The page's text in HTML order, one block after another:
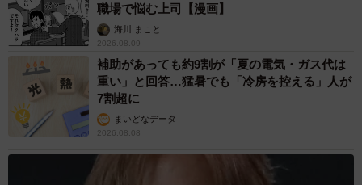
職場で悩む上司【漫画】
海川 まこと
2026.08.09
補助があっても約9割が「夏の電気・ガス代は
重い」と回答…猛暑でも「冷房を控える」人が
7割超に
まいどなデータ
2026.08.08